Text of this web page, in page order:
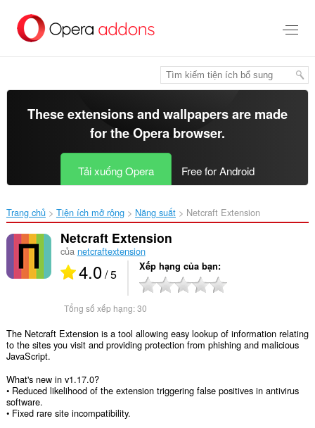
đến
These extensions and wallpapers are made
for theOpera browser.
Tải xuống Opera Free for Android
Trang chủ Tiện ích mở rộng Năng suất Netcraft Extension‎
Netcraft Extension
của netcraftextension
4.0/ 5 Xếp hạng của bạn
Tổng số xếp hạng:30
The Netcraft Extension is a tool allowing easy lookup of information relating
to the sites you visit and providing protection from phishing and malicious
JavaScript.
What's new in v1.17.0?
• Reduced likelihood of the extension triggering false positives in antivirus
software.
• Fixed rare site incompatibility.